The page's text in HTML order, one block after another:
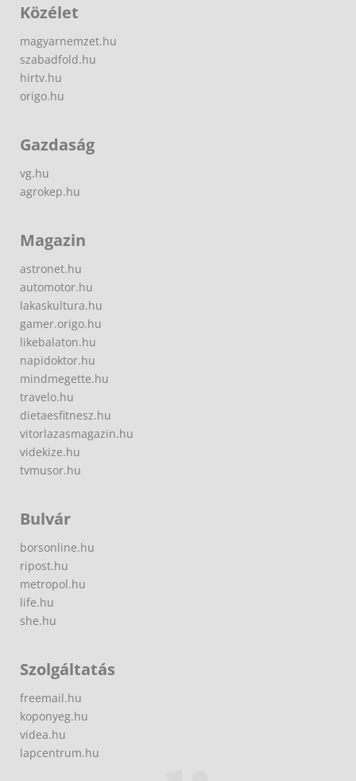
Közélet
magyarnemzet.hu
szabadfold.hu
hirtv.hu
origo.hu
Gazdaság
vg.hu
agrokep.hu
Magazin
astronet.hu
automotor.hu
lakaskultura.hu
gamer.origo.hu
likebalaton.hu
napidoktor.hu
mindmegette.hu
travelo.hu
dietaesfitnesz.hu
vitorlazasmagazin.hu
videkize.hu
tvmusor.hu
Bulvár
borsonline.hu
ripost.hu
metropol.hu
life.hu
she.hu
Szolgáltatás
freemail.hu
koponyeg.hu
videa.hu
lapcentrum.hu